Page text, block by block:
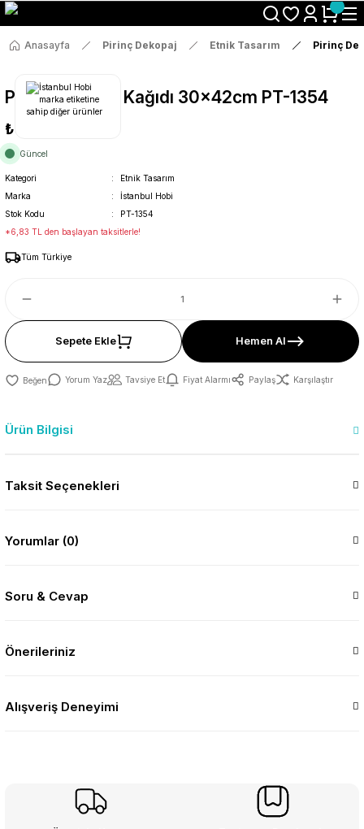
Size Özel "HG10" Koduyla Sepette Hemen %10 İndirimi Kaçırma
Anasayfa Pirinç Dekopaj Etnik Tasarım Pirinç
Pirinç Dekopaj Kağıdı 30x42cm PT-1354
₺36
Güncel
Kategori
Etnik Tasarım
Marka
İstanbul Hobi
Stok Kodu
PT-1354
*6,83 TL den başlayan taksitlerle!
Tüm Türkiye
Sepete Ekle Hemen Al
Yorum Yaz Tavsiye Et Fiyat Alarmı Paylaş Karşılaştır
Ürün Bilgisi
Taksit Seçenekleri
Yorumlar (0)
Soru & Cevap
Önerileriniz
Alışveriş Deneyimi